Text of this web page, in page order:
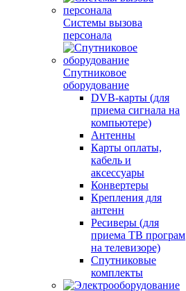
Системы вызова
персонала
Спутниковое
оборудование
DVB-карты (для
приема сигнала на
компьютере)
Антенны
Карты оплаты,
кабель и
аксессуары
Конвертеры
Крепления для
антенн
Ресиверы (для
приема ТВ програм
на телевизоре)
Спутниковые
комплекты